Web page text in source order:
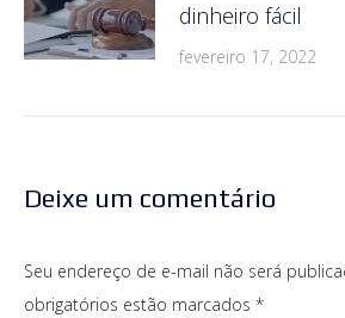
dinheiro fácil
fevereiro 17, 2022
Deixe um comentário
Seu endereço de e-mail não será
obrigatórios estão marcados *